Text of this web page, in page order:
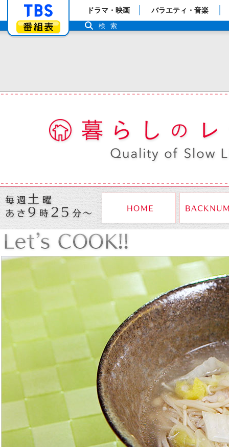
「TBSテレビ」トップページ
番組表
ドラマ・映画 バラエティ・音楽
検索